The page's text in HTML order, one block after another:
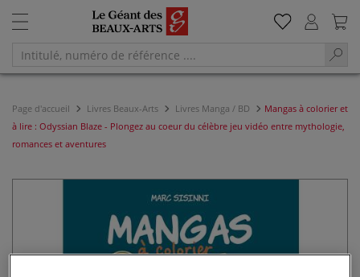
Page d'accueil Livres Beaux-Arts Livres Manga / BD
Mangas à colorier et
à lire : Odyssian Blaze - Plongez au coeur du célèbre jeu vidéo entre mythologie,
romances et aventures